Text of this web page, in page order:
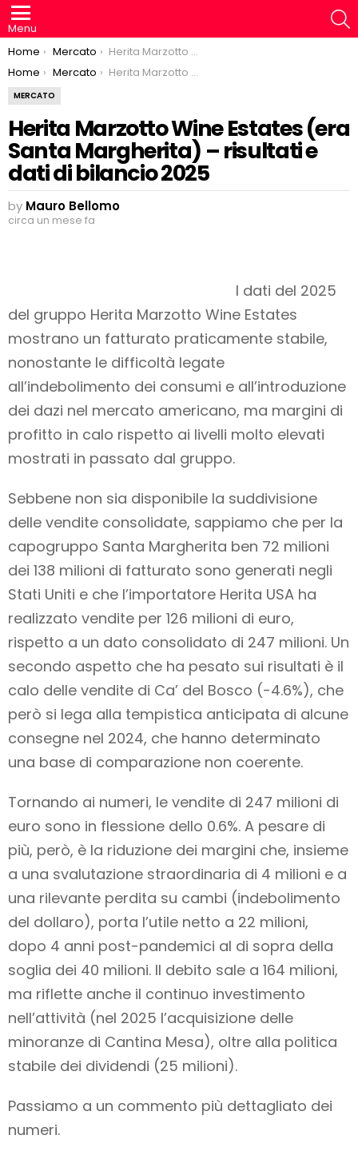
Menu
You are here:
Home Mercato
Herita Marzotto Wine Estates (era Santa Margherita) – risultati e dati di bilancio 2025
You are here:
Home Mercato Herita Marzotto Wine Estates (era Santa Margherita) – risultati e dati di bilancio 2025
MERCATO
Herita Marzotto Wine Estates (era
Santa Margherita) – risultati e
dati di bilancio 2025
by Mauro Bellomo
circa un mese fa
I dati del 2025
del gruppo Herita Marzotto Wine Estates
mostrano un fatturato praticamente stabile,
nonostante le difficoltà legate
all’indebolimento dei consumi e all’introduzione
dei dazi nel mercato americano, ma margini di
profitto in calo rispetto ai livelli molto elevati
mostrati in passato dal gruppo.
Sebbene non sia disponibile la suddivisione
delle vendite consolidate, sappiamo che per la
capogruppo Santa Margherita ben 72 milioni
dei 138 milioni di fatturato sono generati negli
Stati Uniti e che l’importatore Herita USA ha
realizzato vendite per 126 milioni di euro,
rispetto a un dato consolidato di 247 milioni. Un
secondo aspetto che ha pesato sui risultati è il
calo delle vendite di Ca’ del Bosco (-4.6%), che
però si lega alla tempistica anticipata di alcune
consegne nel 2024, che hanno determinato
una base di comparazione non coerente.
Tornando ai numeri, le vendite di 247 milioni di
euro sono in flessione dello 0.6%. A pesare di
più, però, è la riduzione dei margini che, insieme
a una svalutazione straordinaria di 4 milioni e a
una rilevante perdita su cambi (indebolimento
del dollaro), porta l’utile netto a 22 milioni,
dopo 4 anni post-pandemici al di sopra della
soglia dei 40 milioni. Il debito sale a 164 milioni,
ma riflette anche il continuo investimento
nell’attività (nel 2025 l’acquisizione delle
minoranze di Cantina Mesa), oltre alla politica
stabile dei dividendi (25 milioni).
Passiamo a un commento più dettagliato dei
numeri.